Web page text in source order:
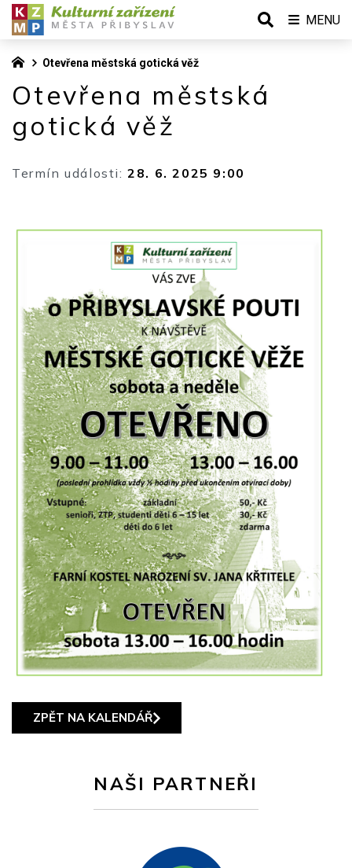
Otevřena městská gotická věž
Otevřena městská
gotická věž
Termín události: 28. 6. 2025 9:00
ZPĚT NA KALENDÁŘ
NAŠI PARTNEŘI
MENU